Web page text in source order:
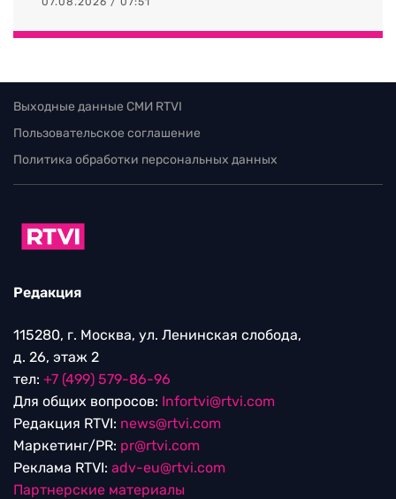
Выходные данные СМИ RTVI
Пользовательское соглашение
Политика обработки персональных данных
Редакция
115280, г. Москва, ул. Ленинская слобода,
д. 26, этаж 2
тел: +7 (499) 579-86-96
Для общих вопросов: Infortvi@rtvi.com
Редакция RTVI: news@rtvi.com
Маркетинг/PR: pr@rtvi.com
Реклама RTVI: adv-eu@rtvi.com
Партнерские материалы